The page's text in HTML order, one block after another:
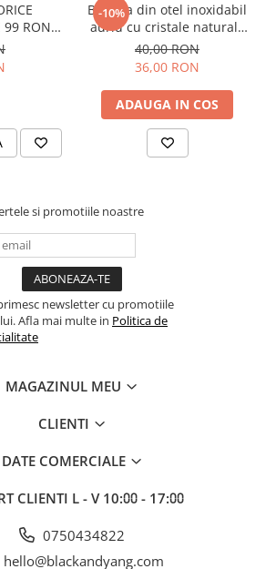
99 RON -
cadou
-10%
Bratara din otel inoxidabil
auriu cu cristale naturale
de pirita - abundenta,
prosperitate, succes
40,00 RON
36,00 RON
ADAUGA IN COS
si promotiile noastre
newsletter cu promotiile
Afla mai multe in Politica de
MAGAZINUL MEU
CLIENTI
DATE COMERCIALE
CLIENTI L - V 10:⩇⩇ - 17:⩇⩇
0750434822
hello@blackandyang.com